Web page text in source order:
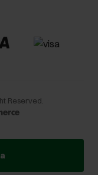
Reserved.